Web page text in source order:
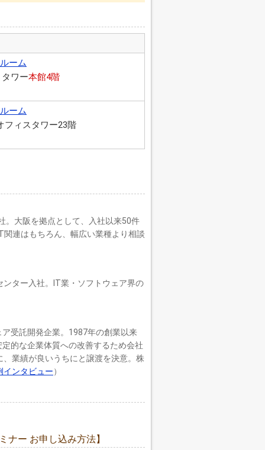
ーム
ワー本館4階
ーム
フィスタワー23階
。大阪を拠点として、入社以来50件
連はもちろん、幅広い業種より相談
ター入社。IT業・ソフトウェア界の
受託開発企業。1987年の創業以来
的な企業体質への改善するため会社
業績が良いうちにと譲渡を決意。株
インタビュー）
ー お申し込み方法】